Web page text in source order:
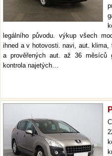
legálního původu. výkup všech
ihned a v hotovosti. navi, aut.
a prověřených aut. až 36 měsíců
kontrola najetých…